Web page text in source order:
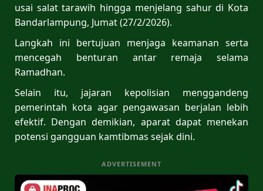
usai salat tarawih hingga menjelang sahur di Kota
Bandarlampung, Jumat (27/2/2026).
Langkah ini bertujuan menjaga keamanan serta
mencegah benturan antar remaja selama
Ramadhan.
Selain itu, jajaran kepolisian menggandeng
pemerintah kota agar pengawasan berjalan lebih
efektif. Dengan demikian, aparat dapat menekan
potensi gangguan kamtibmas sejak dini.
ADVERTISEMENT